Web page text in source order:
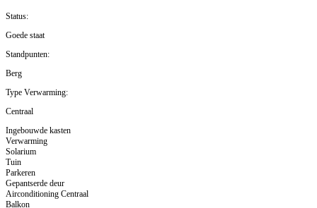
Status:
Goede staat
Standpunten:
Berg
Type Verwarming:
Centraal
Ingebouwde kasten
Verwarming
Solarium
Tuin
Parkeren
Gepantserde deur
Airconditioning Centraal
Balkon